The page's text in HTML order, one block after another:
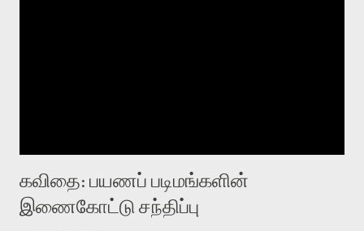
கவிதை: பயணப் படிமங்களின்
இணைகோட்டு சந்திப்பு